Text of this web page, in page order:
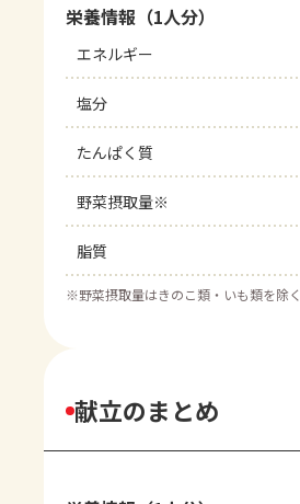
栄養情報（1人分）
エネルギー
塩分
たんぱく質
野菜摂取量※
脂質
※野菜摂取量はきのこ類・いも類を除く
献立のまとめ